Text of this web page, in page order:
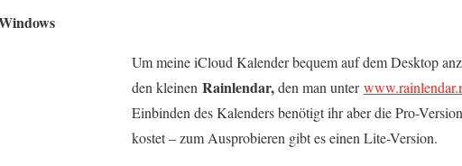
Um meine iCloud Kalender bequem auf dem Desktop
den kleinen Rainlendar,den man unter
Einbinden des Kalenders benötigt ihr aber die Pro-
kostet – zum Ausprobieren gibt es einen Lite-Version.